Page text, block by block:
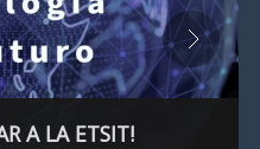
A LA ETSIT!